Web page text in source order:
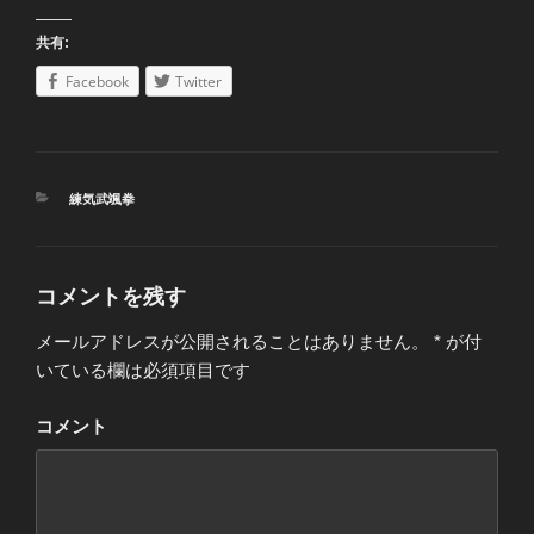
共有:
Facebook Twitter
カ
ー
練気武颯拳
コメントを残す
メールアドレスが公開されることはありません。 * が付
いている欄は必須項目です
コメント